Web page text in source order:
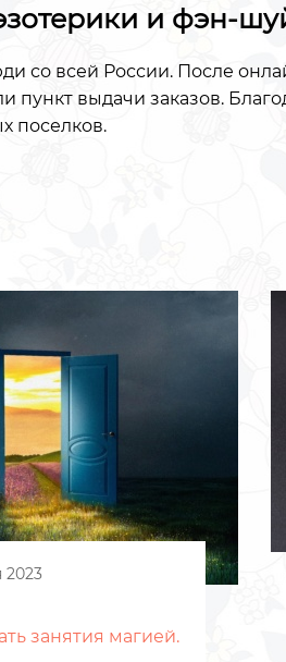
и фэн-
со всей России. После
выдачи заказов.
поселков.
2023
занятия магией.